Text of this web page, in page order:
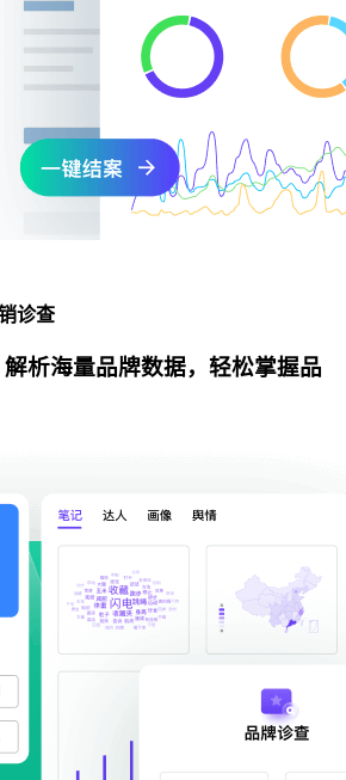
诊查
析海量品牌数据，轻松掌握品